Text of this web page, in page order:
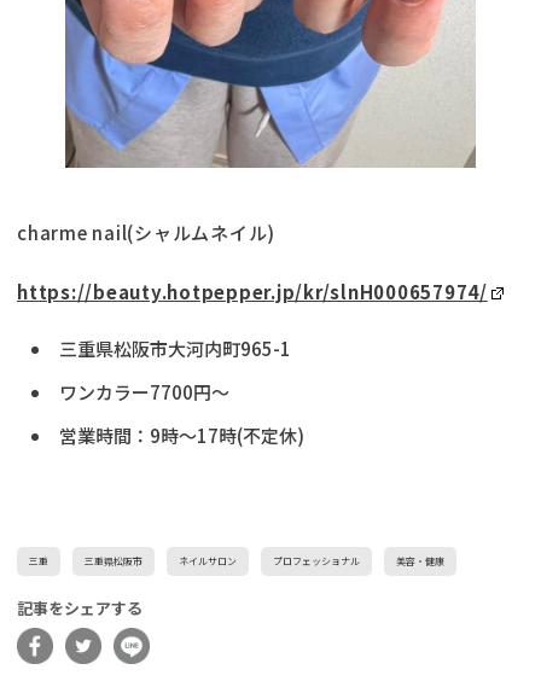
charme nail(シャルムネイル)
https://beauty.hotpepper.jp/kr/slnH000657974/
三重県松阪市大河内町965-1
ワンカラー7700円～
営業時間：9時～17時(不定休)
三重 三重県松阪市 ネイルサロン プロフェッショナル 美容・健康
記事をシェアする